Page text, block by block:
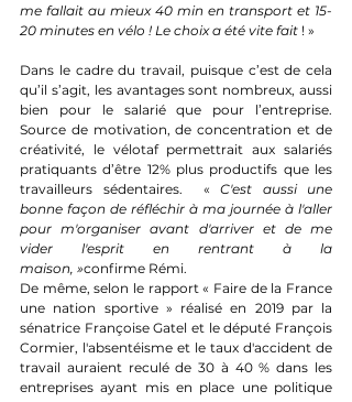
me fallait au mieux 40 min en transport et 15-
20 minutes en vélo ! Le choix a été vite fait ! »
Dans le cadre du travail, puisque c’est de cela
qu’il s’agit, les avantages sont nombreux, aussi
bien pour le salarié que pour l’entreprise.
Source de motivation, de concentration et de
créativité, le vélotaf permettrait aux salariés
pratiquants d’être 12% plus productifs que les
travailleurs sédentaires.  « C'est aussi une
bonne façon de réfléchir à ma journée à l'aller
pour m'organiser avant d'arriver et de me
vider l'esprit en rentrant à la
maison, »confirme Rémi.
De même, selon le rapport « Faire de la France
une nation sportive » réalisé en 2019 par la
sénatrice Françoise Gatel et le député François
Cormier, l'absentéisme et le taux d'accident de
travail auraient reculé de 30 à 40 % dans les
entreprises ayant mis en place une politique